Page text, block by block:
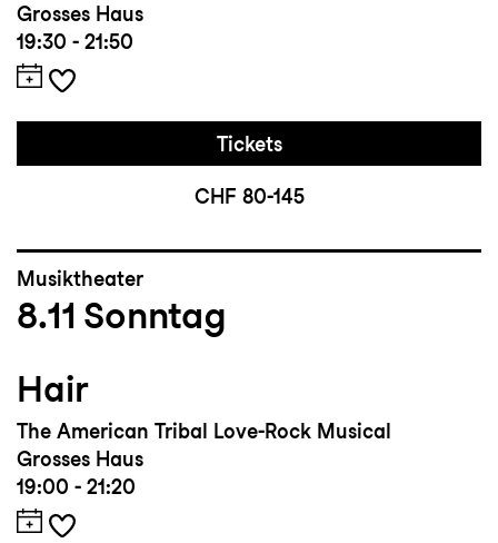
Grosses Haus
19:30 - 21:50
Tickets
CHF 80-145
Musiktheater
8.11 Sonntag
Hair
The American Tribal Love-Rock Musical
Grosses Haus
19:00 - 21:20